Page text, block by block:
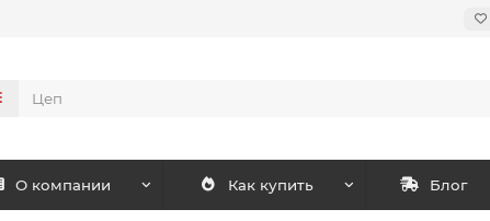
О компании Как купить Блог